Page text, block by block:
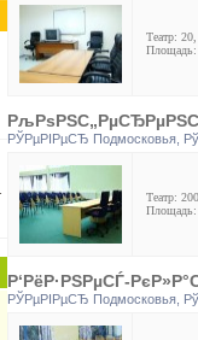
Театр:
Площадь:
РЎРµРІРµСЂ Подмосковья
Театр:
Площадь:
Р‘РёР·РЅРµСЃ-
РЎРµРІРµСЂ Подмосковья